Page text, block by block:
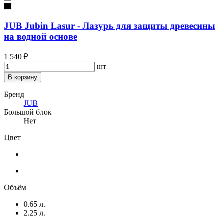
JUB Jubin Lasur - Лазурь для защиты древесины
на водной основе
1 540 ₽
шт
В корзину
Бренд
JUB
Большой блок
Нет
Цвет
Объём
0.65 л.
2.25 л.